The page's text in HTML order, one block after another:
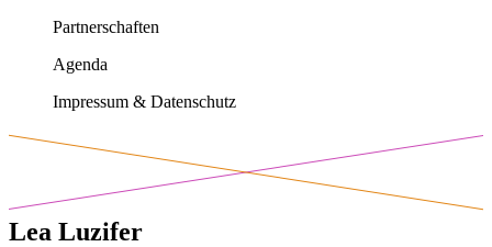
Partnerschaften
Agenda
Impressum & Datenschutz
Lea Luzifer